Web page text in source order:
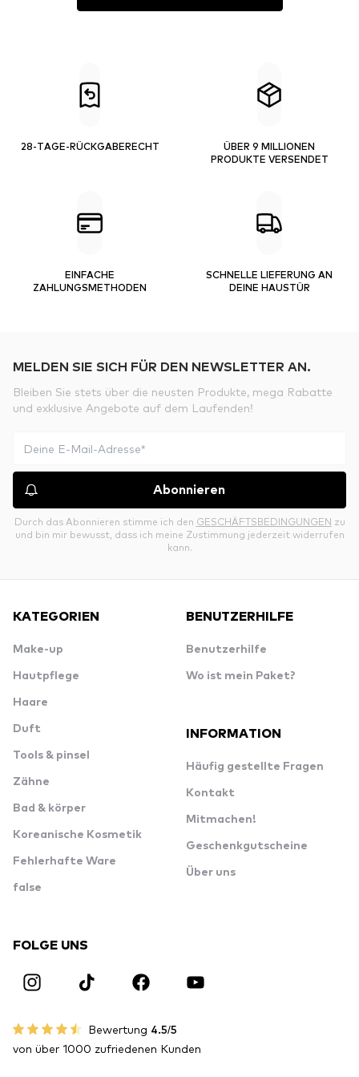
28-TAGE-RÜCKGABERECHT
ÜBER 9 MILLIONEN
PRODUKTE VERSENDET
EINFACHE
ZAHLUNGSMETHODEN
SCHNELLE LIEFERUNG AN
DEINE HAUSTÜR
MELDEN SIE SICH FÜR DEN NEWSLETTER AN.
Bleiben Sie stets über die neusten Produkte, mega Rabatte
und exklusive Angebote auf dem Laufenden!
Abonnieren
Durch das Abonnieren stimme ich den GESCHÄFTSBEDINGUNGEN zu
und bin mir bewusst, dass ich meine Zustimmung jederzeit widerrufen
kann.
KATEGORIEN
Make-up
Hautpflege
Haare
Duft
Tools & pinsel
Zähne
Bad & körper
Koreanische Kosmetik
Fehlerhafte Ware
false
BENUTZERHILFE
Benutzerhilfe
Wo ist mein Paket?
INFORMATION
Häufig gestellte Fragen
Kontakt
Mitmachen!
Geschenkgutscheine
Über uns
FOLGE UNS
Bewertung 4.5/5
von über 1000 zufriedenen Kunden